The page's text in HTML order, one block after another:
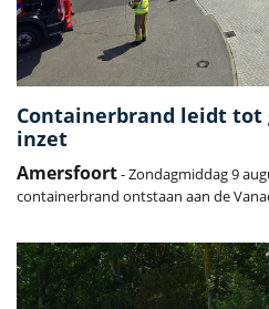
Containerbrand leidt tot
inzet
Amersfoort- Zondagmiddag 9
containerbrand ontstaan aan de